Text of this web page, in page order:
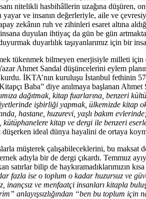
nitelikli hasbihâllerin uzağına düşüren,
ve insanın değerleriyle, aile ve
zekânın ruh ve zihinleri esaret altına
duyulan ihtiyaç da gün be gün
duyarlılık taşıyanlarımız için bir
tükenmek bilmeyen enerjisiyle milleti için
Ahmet Sandal düşüncelerini eylem
İKTA’nın kuruluşu İstanbul fethinin
Baba” diye anılmaya başlanan
dağıtmak, kitap fuarlarına, benzeri
işbirliği yapmak, ülkemizde kitap
hastane, huzurevi, yaşlı bakım
kütüphanelere kitap ve dergi ile benzeri
düşerken ideal dünya hayalini de ortaya
müşterek çalışabileceklerini, bu
adıyla bir de dergi çıkardı. Temmuz
satırlar bilip de haykıramadıklarımızın
fazla ise o toplum o kadar huzursuz ve
inançsız ve menfaatçi insanları kitapla
anlayışsızlığından “ben bu toplum için